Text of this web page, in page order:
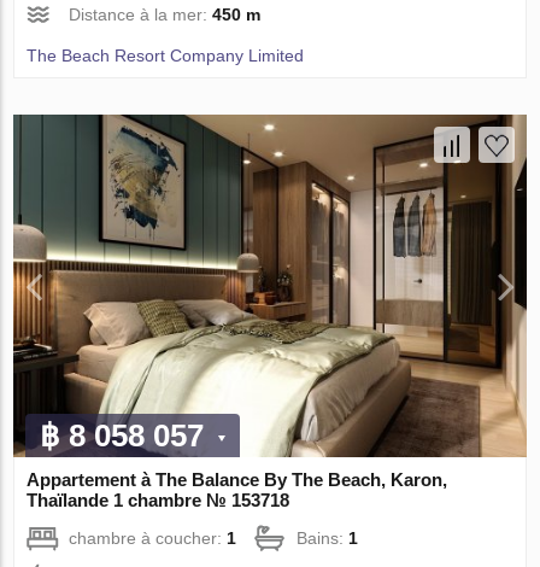
Distance à la mer:450 m
The Beach Resort Company Limited
฿ 8 058 057
Appartement à The Balance By The Beach, Karon,
Thaïlande 1 chambre № 153718
chambre à coucher: 1 Bains: 1